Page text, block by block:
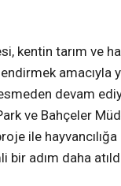
kentin tarım ve
amacıyla
devam
ve Bahçeler
ile
adım daha